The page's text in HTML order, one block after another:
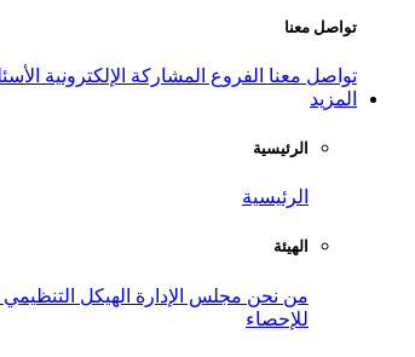
تواصل معنا
تواصل معنا الفروع المشاركة الإلكترونية
المزيد
الرئيسية
الرئيسية
الهيئة
من نحن مجلس الإدارة الهيكل التنظيمي
للإحصاء